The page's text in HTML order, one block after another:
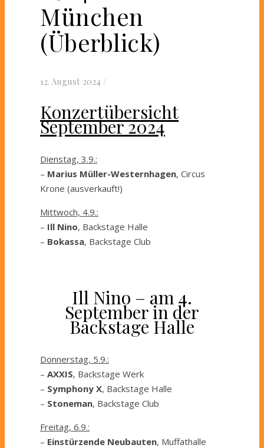
München
(Überblick)
12. August 2024 /
Konzertübersicht
September 2024
Dienstag, 3.9.:
– Marius Müller-Westernhagen, Circus
Krone (ausverkauft!)
Mittwoch, 4.9.:
– Ill Nino, Backstage Halle
– Bokassa, Backstage Club
Ill Nino – am 4.
September in der
Backstage Halle
Donnerstag, 5.9.:
– AXXIS, Backstage Werk
– Symphony X, Backstage Halle
– Stoneman, Backstage Club
Freitag, 6.9.:
– Einstürzende Neubauten, Muffathalle